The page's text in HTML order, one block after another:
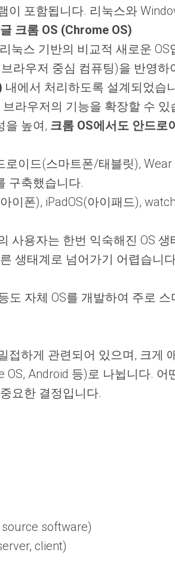
이 포함됩니다. 리눅스와
크롬 OS (Chrome OS)
눅스 기반의 비교적 새로운 OS
라우저 중심 컴퓨팅)을 반영하
내에서 처리하도록 설계되었습
라우저의 기능을 확장할 수 있
을 높여, 크롬 OS에서도 안드로
로이드(스마트폰/태블릿),
구축했습니다.
이폰), iPadOS(아이패드),
사용자는 한번 익숙해진 OS
생태계로 넘어가기 어렵습니
도 자체 OS를 개발하여 주로
접하게 관련되어 있으며, 크게
OS, Android 등)로 나뉩니다.
요한 결정입니다.
software)
client)